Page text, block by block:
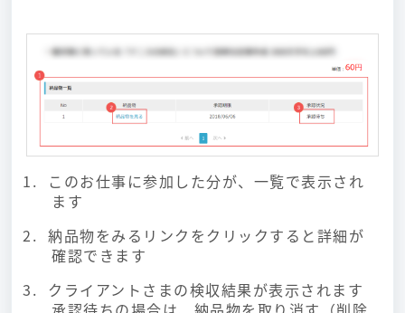
このお仕事に参加した分が、一覧で表示され
ます
納品物をみるリンクをクリックすると詳細が
確認できます
クライアントさまの検収結果が表示されます